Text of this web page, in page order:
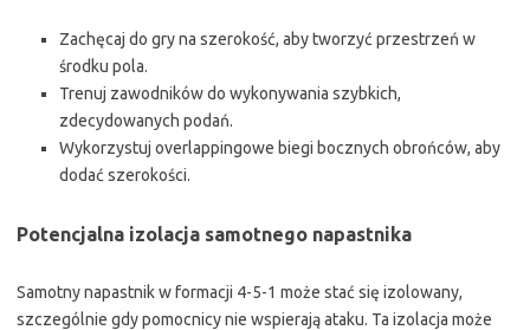
Zachęcaj do gry na szerokość, aby tworzyć przestrzeń w
środku pola.
Trenuj zawodników do wykonywania szybkich,
zdecydowanych podań.
Wykorzystuj overlappingowe biegi bocznych obrońców, aby
dodać szerokości.
Potencjalna izolacja samotnego napastnika
Samotny napastnik w formacji 4-5-1 może stać się izolowany,
szczególnie gdy pomocnicy nie wspierają ataku. Ta izolacja może